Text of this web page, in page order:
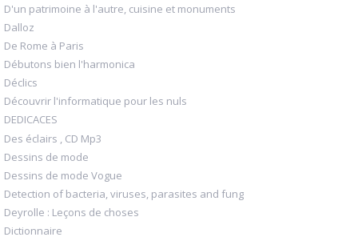
D'un patrimoine à l'autre, cuisine et monuments
Dalloz
De Rome à Paris
Débutons bien l'harmonica
Déclics
Découvrir l'informatique pour les nuls
DEDICACES
Des éclairs , CD Mp3
Dessins de mode
Dessins de mode Vogue
Detection of bacteria, viruses, parasites and fung
Deyrolle : Leçons de choses
Dictionnaire